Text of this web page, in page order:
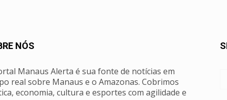
NÓS
Manaus Alerta é sua fonte de notícias em
real sobre Manaus e o Amazonas. Cobrimos
economia, cultura e esportes com agilidade e